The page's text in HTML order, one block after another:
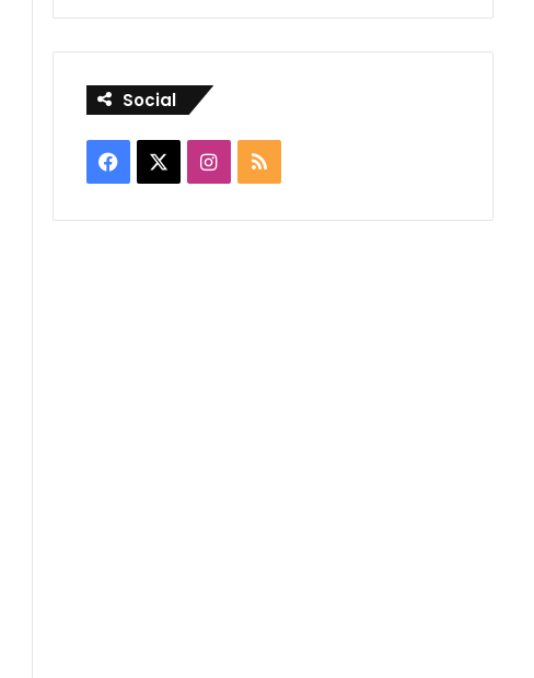
Social
Facebook Instagram
RSS